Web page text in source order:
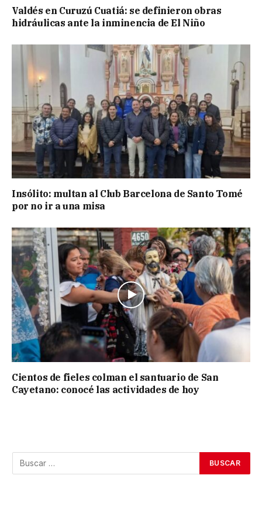
Valdés en Curuzú Cuatiá: se definieron obras
hidráulicas ante la inminencia de El Niño
Insólito: multan al Club Barcelona de Santo Tomé
por no ir a una misa
Cientos de fieles colman el santuario de San
Cayetano: conocé las actividades de hoy